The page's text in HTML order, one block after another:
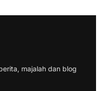
majalah dan blog